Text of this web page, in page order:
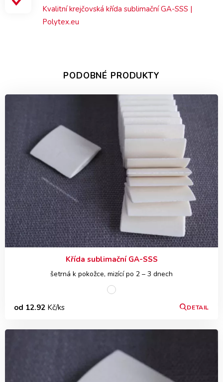
Kvalitní krejčovská křída sublimační GA-SSS |
Polytex.eu
PODOBNÉ PRODUKTY
Křída sublimační GA-SSS
šetrná k pokožce, mizící po 2 – 3 dnech
od 12.92 Kč/ks DETAIL